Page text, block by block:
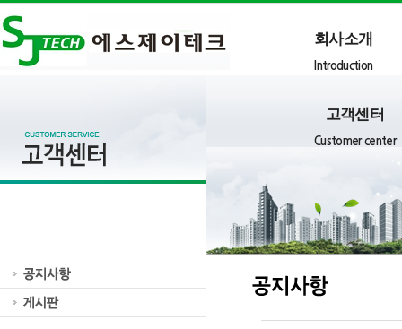
회사소개
Introduction
고객센터
Customer center